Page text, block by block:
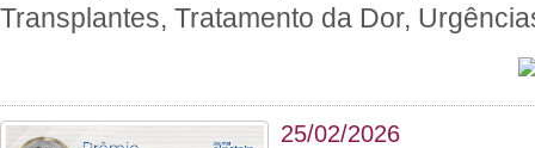
Transplantes, Tratamento da Dor,
25/02/2026